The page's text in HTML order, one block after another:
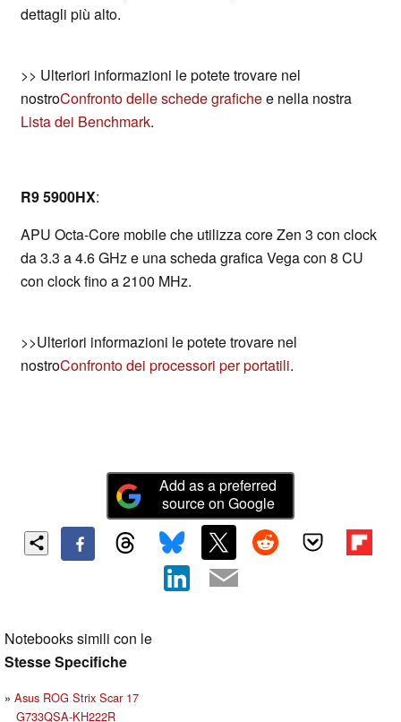
dettagli più alto.
>> Ulteriori informazioni le potete trovare nel
nostroConfronto delle schede grafichee nella nostra
Lista dei Benchmark.
R9 5900HX:
APU Octa-Core mobile che utilizza core Zen 3 con clock
da 3.3 a 4.6 GHz e una scheda grafica Vega con 8 CU
con clock fino a 2100 MHz.
>>Ulteriori informazioni le potete trovare nel
nostroConfronto dei processori per portatili.
Add as a preferred
source on Google
Notebooks simili con le
Stesse Specifiche
Asus ROG Strix Scar 17
G733QSA-KH222R